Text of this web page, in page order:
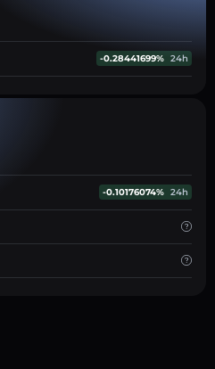
-0.28441699% 24h
-0.10176074% 24h